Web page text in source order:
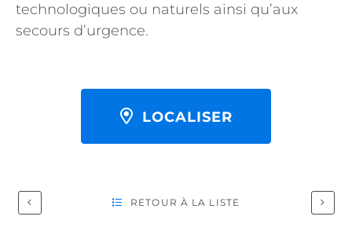
technologiques ou naturels ainsi qu’aux
secours d’urgence.
LOCALISER
RETOUR À LA LISTE